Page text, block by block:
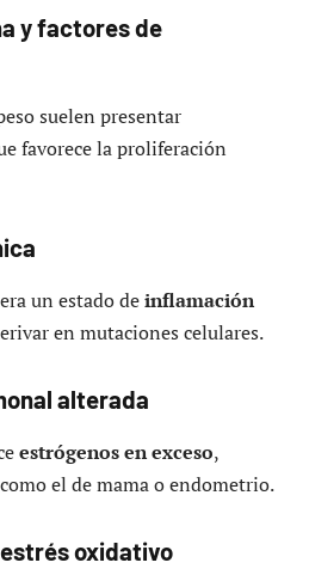
y factores de
suelen presentar
favorece la proliferación
un estado deinflamación
en mutaciones celulares.
alterada
estrógenos en exceso,
el de mama o endometrio.
oxidativo